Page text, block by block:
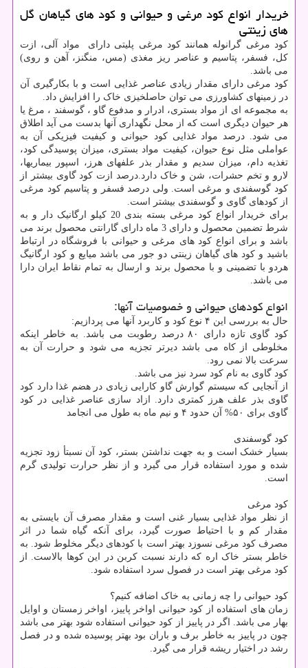
خریدار انواع کود مرغی و حیوانی و کود های گیاهان گل
های زینتی
کود مرغی گرانوله همانند کود مرغی پلیتی دارای مواد آلی، ازت
کل، فسفر، پتاسیم و عناصر ریز مغذی (مس، منگنز، آهن و روی)
می باشد.
کود مرغی دارای مقدار زیادی عناصر غذایی است و با بکارگیری آن
در زمینهای کشاورزی می توان حاصلخیزی خاک را افزایش داد.
به مجموعه ای از مواد بستری، ادرار و مدفوع گاو ، گوسفند ، مرغ یا
هر حیوان دیگری است که از محل نگهداری آنها بدست می آید اطلاق
می شود. درصد مواد غذایی کود حیوانی و کیفیت فیزیکی آن به
عواملی مثل نوع حیوان، کیفیت مواد بستری، میزان پوسیدگی کود،
تغذیه دام، میزان سدیم و مقدار بذر علفهای هرز، اسپور بیماریها،
لارو و تخم حشرات، شن و خاک دارد.درصد ازت کود گاوی بیشتر از
کود گوسفندی و مرغی است. ولی درصد فسفر و پتاسیم کود مرغی
از کودهای گاوی و گوسفندی بیشتر است.
برای خریدار انواع کود مرغی بسته بندی 20 کیلو ارگانیک دار و به
شرط تضمین محصول و دارای 3 ماه دارای گارانتی محصول برند می
باشد و برای انواع کود های مرغی و حیوانی با فروشگاه در ارتباط
باشید و کود های گیاهان زینتی دو جور می باشد میایع و کود ارگانیگ
هردو با تضمینی و با محصول برند و ارسال به تمام نقاط ایران دارا
می باشد.
انواع کودهای حیوانی و خصوصیات آنها:
حال به بررسی این ۴ نوع کود و کاربرد آنها می پردازیم:
کود گاوی تازه دارای ۸۰ درصد رطوبت می باشد. به خاطر اینکه
مخلوطی از کاه می باشد دیرتر تجزیه می شود و حرارت آن به
سرعت بالا نمی رود.
کود گاوی به نام کود سرد نیز می باشد.
از آنجایی که سیستم گوارش گاو کارایی زیادی در هضم غذا دارد کود
گاوی بذر علف هرز کمتری دارد. ازاد سازی عناصر غذایی در کود
گاوی برای ۵۰% آن حدود ۴ و نیم ماه به طول می انجامد
کود گوسفندی
بسیار خشک است و به جهت نداشتن بستر، کود آن نسبتأ زود تجزیه
شده و مورد استفاده قرار می گیرد و از نظر حرارت تولیدی گرم
است.
کود مرغی
از نظر مواد غذایی بسیار غنی است و مقدار مصرف آن بایستی به
مقدار کم و با احتیاط صورت گیرد، برای آنکه گیاه شما در اثر
مصرف کود مرغی نسوزد بهتر است با کودهای دیگر مخلوط شود. به
خاطر بستر خاک اره که دارند نسبت کربن در این کوها بالاست. از
کود مرغی بهتر است در فصول سرد استفاده شود.
کود حیوانی را چه زمانی به خاک اضافه کنیم؟
زمان های استفاده از کود حیوانی اواخر پاییز، اواخر زمستان و اوایل
بهار می باشد. اگر در پاییز از کود حیوانی استفاده شود بهتر می باشد
چون در پاییز به خاطر برف و باران بود بهتر پوسیده شده و در فصل
رشد در اختیار ریشه قرار می گیرد.